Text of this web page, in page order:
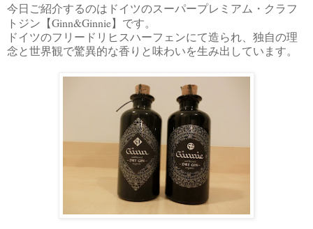
今日ご紹介するのはドイツのスーパープレミアム・クラフ
トジン【Ginn&Ginnie】です。
ドイツのフリードリヒスハーフェンにて造られ、独自の理
念と世界観で驚異的な香りと味わいを生み出しています。